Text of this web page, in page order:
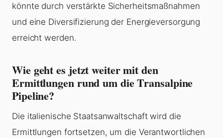
könnte durch verstärkte Sicherheitsmaßnahmen
und eine Diversifizierung der Energieversorgung
erreicht werden.
Wie geht es jetzt weiter mit den
Ermittlungen rund um die Transalpine
Pipeline?
Die italienische Staatsanwaltschaft wird die
Ermittlungen fortsetzen, um die Verantwortlichen